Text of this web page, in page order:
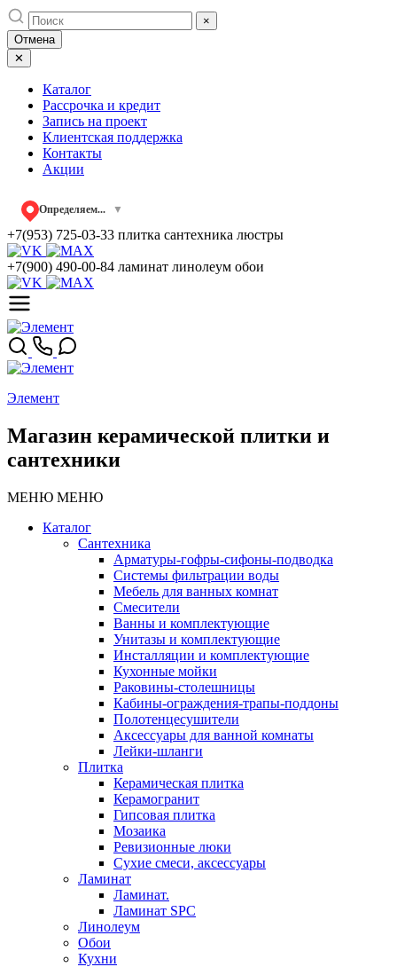
Skip
to
content
×
Отмена
✕
Каталог
Рассрочка и кредит
Запись на проект
Клиентская поддержка
Контакты
Акции
Определяем... ▼
+7(953) 725-03-33 плитка сантехника люстры
+7(900) 490-00-84 ламинат линолеум обои
Элемент
Магазин керамической плитки и
сантехники
МЕНЮ МЕНЮ
Каталог
Сантехника
Арматуры-гофры-сифоны-подводка
Системы фильтрации воды
Мебель для ванных комнат
Смесители
Ванны и комплектующие
Унитазы и комплектующие
Инсталляции и комплектующие
Кухонные мойки
Раковины-столешницы
Кабины-ограждения-трапы-поддоны
Полотенцесушители
Аксессуары для ванной комнаты
Лейки-шланги
Плитка
Керамическая плитка
Керамогранит
Гипсовая плитка
Мозаика
Ревизионные люки
Сухие смеси, аксессуары
Ламинат
Ламинат.
Ламинат SPC
Линолеум
Обои
Кухни